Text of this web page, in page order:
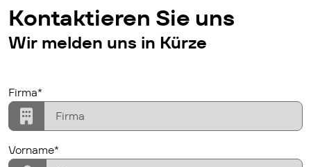
Kontaktieren Sie uns
Wir melden uns in Kürze
company
Firma*
firstname
Vorname*